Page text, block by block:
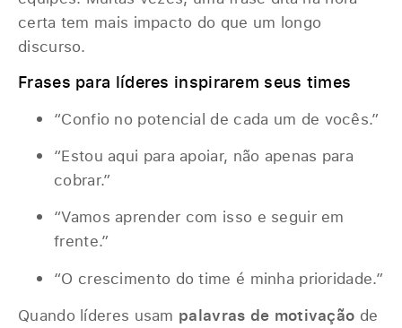
certa tem mais impacto do que um longo
discurso.
Frases para líderes inspirarem seus times
“Confio no potencial de cada um de vocês.”
“Estou aqui para apoiar, não apenas para
cobrar.”
“Vamos aprender com isso e seguir em
frente.”
“O crescimento do time é minha prioridade.”
Quando líderes usam palavras de motivação de